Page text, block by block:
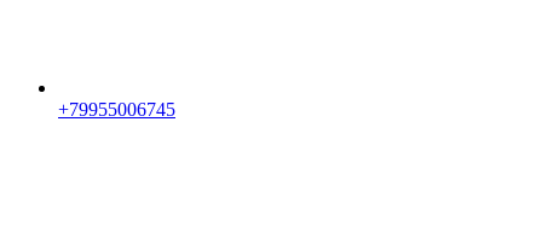
+79955006745